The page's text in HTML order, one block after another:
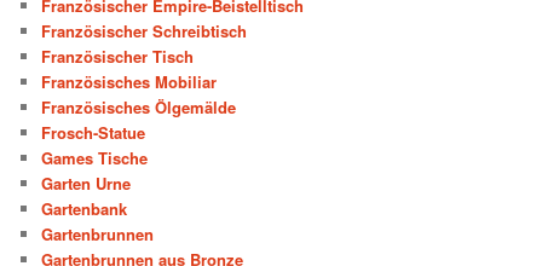
Französischer Empire-Beistelltisch
Französischer Schreibtisch
Französischer Tisch
Französisches Mobiliar
Französisches Ölgemälde
Frosch-Statue
Games Tische
Garten Urne
Gartenbank
Gartenbrunnen
Gartenbrunnen aus Bronze